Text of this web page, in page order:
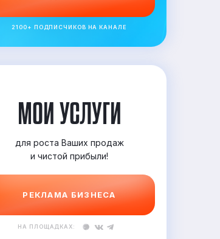
2100+ ПОДПИСЧИКОВ НА КАНАЛЕ
МОИ УСЛУГИ
для роста Ваших продаж
и чистой прибыли!
РЕКЛАМА БИЗНЕСА
НА ПЛОЩАДКАХ: